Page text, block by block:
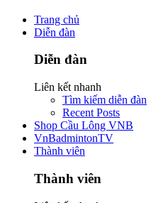
Trang chủ
Diễn đàn
Diễn đàn
Liên kết nhanh
Tìm kiếm diễn đàn
Recent Posts
Shop Cầu Lông VNB
VnBadmintonTV
Thành viên
Thành viên